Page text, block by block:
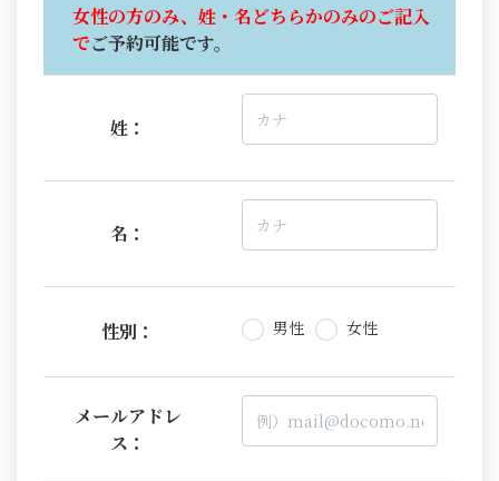
女性の方のみ、姓・名どちらかのみのご記入
でご予約可能です。
姓：
名：
性別： 男性 女性
メールアドレ
ス：